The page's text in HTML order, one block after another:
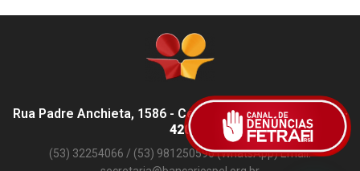
Rua Padre Anchieta, 1586 - Centro, Pelotas - RS,
96015-
420
(53) 32254066 / (53) 981250596 (WhatsApp) Email: